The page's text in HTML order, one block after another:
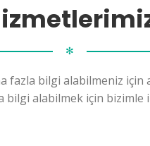
✻
bilgi alabilmeniz için
bilgi alabilmek için bizimle